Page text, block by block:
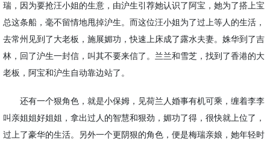
瑞，因为要抢汪小姐的生意，由沪生引荐她认识了阿宝，她为了搭上宝
总这条船，毫不留情地甩掉沪生。而这位汪小姐为了过上等人的生活，
去常州见到了大老板，施展媚功，快速上床成了露水夫妻。姝华到了吉
林，回了沪生一封信，叫其不要来信了。兰兰和雪芝，找到了香港的大
老板，阿宝和沪生自动靠边站了。
还有一个狠角色，就是小保姆，见荷兰人婚事有机可乘，缠着李李
叫亲姐姐好姐姐，拿出过人的智慧和狠劲，媚功了得，很快就上位了，
过上了豪华的生活。另外一个更阴狠的角色，便是梅瑞亲娘，她年轻时